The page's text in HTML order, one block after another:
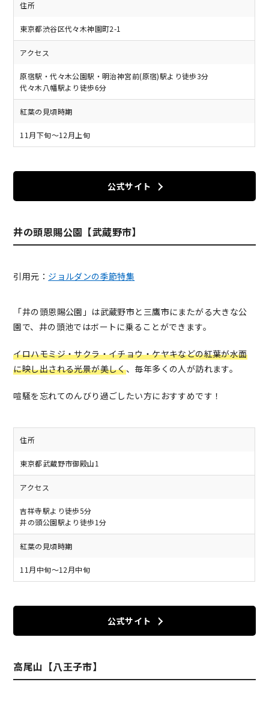
住所
東京都渋谷区代々木神園町2-1
アクセス
原宿駅・代々木公園駅・明治神宮前(原宿)駅より徒歩3分
代々木八幡駅より徒歩6分
紅葉の見頃時期
11月下旬～12月上旬
公式サイト
井の頭恩賜公園【武蔵野市】
引用元： ジョルダンの季節特集
「井の頭恩賜公園」は武蔵野市と三鷹市にまたがる大きな公
園で、井の頭池ではボートに乗ることができます。
イロハモミジ・サクラ・イチョウ・ケヤキなどの紅葉が水面
に映し出される光景が美しく、毎年多くの人が訪れます。
喧騒を忘れてのんびり過ごしたい方におすすめです！
住所
東京都武蔵野市御殿山1
アクセス
吉祥寺駅より徒歩5分
井の頭公園駅より徒歩1分
紅葉の見頃時期
11月中旬～12月中旬
公式サイト
高尾山【八王子市】